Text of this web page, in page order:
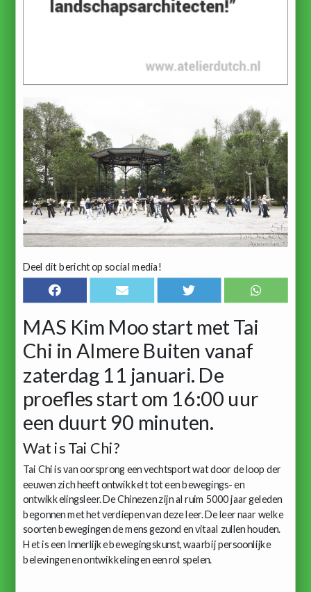
Deel dit bericht op social media!
MAS Kim Moo start met Tai
Chi in Almere Buiten vanaf
zaterdag 11 januari. De
proefles start om 16:00 uur
een duurt 90 minuten.
Wat is Tai Chi?
Tai Chi is van oorsprong een vechtsport wat door de loop der
eeuwen zich heeft ontwikkelt tot een bewegings- en
ontwikkelingsleer. De Chinezen zijn al ruim 5000 jaar geleden
begonnen met het verdiepen van deze leer. De leer naar welke
soorten bewegingen de mens gezond en vitaal zullen houden.
Het is een Innerlijke bewegingskunst, waarbij persoonlijke
belevingen en ontwikkelingen een rol spelen.